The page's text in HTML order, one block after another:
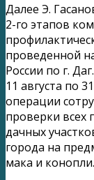
Далее Э.
2-го этапов
проведенной
России по г.
11 августа по
операции
проверки всех
дачных
города на
мака и конопли.